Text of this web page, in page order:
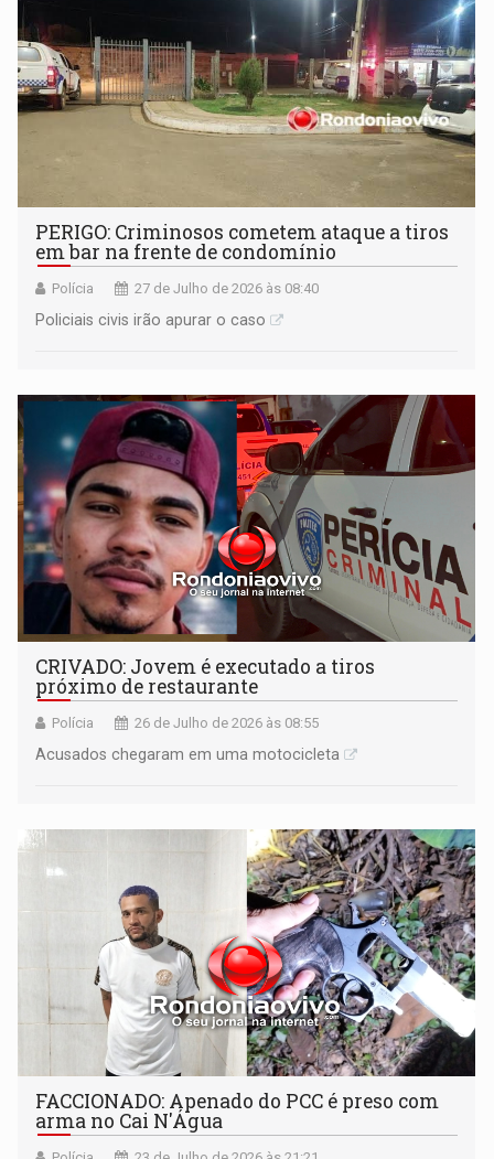
PERIGO: Criminosos cometem ataque a tiros
em bar na frente de condomínio
Polícia 27 de Julho de 2026 às 08:40
Policiais civis irão apurar o caso
CRIVADO: Jovem é executado a tiros
próximo de restaurante
Polícia 26 de Julho de 2026 às 08:55
Acusados chegaram em uma motocicleta
FACCIONADO: Apenado do PCC é preso com
arma no Cai N'Água